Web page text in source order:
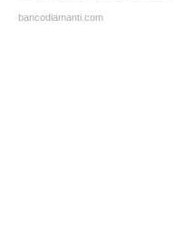
bancodiamanti.com